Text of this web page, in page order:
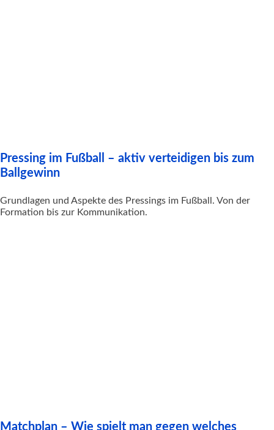
Pressing im Fußball – aktiv verteidigen bis zum
Ballgewinn
Grundlagen und Aspekte des Pressings im Fußball. Von der
Formation bis zur Kommunikation.
Matchplan – Wie spielt man gegen welches